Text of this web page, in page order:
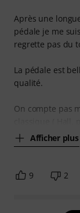
Après une
pédale je me
regrette pas du
La pédale est
qualité.
On compte pas
Afficher plus
9 2